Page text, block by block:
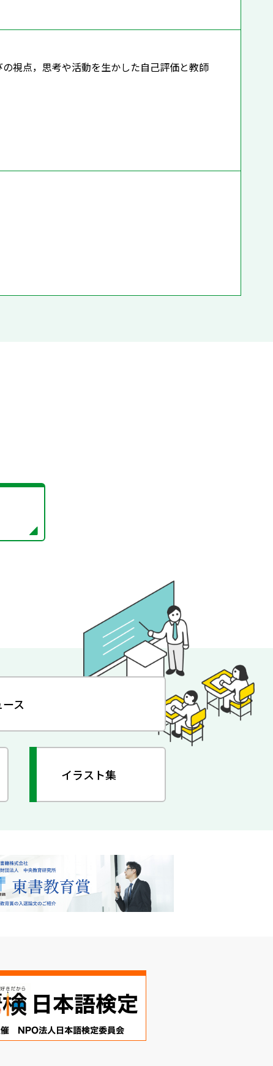
視点，思考や活動を生かした自己評価と教師
ス
イラスト集